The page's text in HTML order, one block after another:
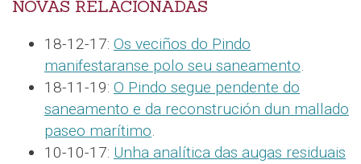
NOVAS RELACIONADAS
18-12-17: Os veciños do Pindo
manifestaranse polo seu saneamento.
18-11-19: O Pindo segue pendente do
saneamento e da reconstrución dun mallado
paseo marítimo.
10-10-17: Unha analítica das augas residuais